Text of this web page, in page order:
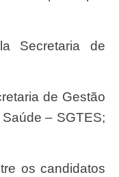
– SGTES;